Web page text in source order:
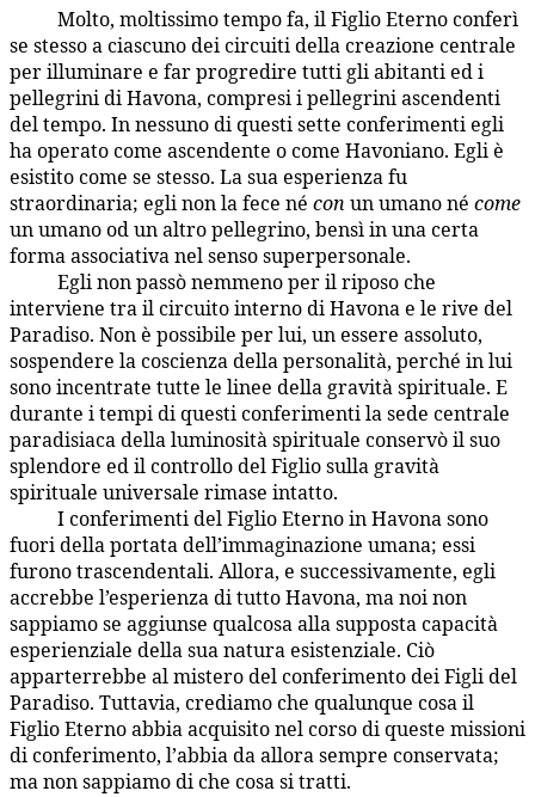
Molto, moltissimo tempo fa, il Figlio Eterno conferì
se stesso a ciascuno dei circuiti della creazione centrale
per illuminare e far progredire tutti gli abitanti ed i
pellegrini di Havona, compresi i pellegrini ascendenti
del tempo. In nessuno di questi sette conferimenti egli
ha operato come ascendente o come Havoniano. Egli è
esistito come se stesso. La sua esperienza fu
straordinaria; egli non la fece né con un umano né come
un umano od un altro pellegrino, bensì in una certa
forma associativa nel senso superpersonale.
Egli non passò nemmeno per il riposo che
interviene tra il circuito interno di Havona e le rive del
Paradiso. Non è possibile per lui, un essere assoluto,
sospendere la coscienza della personalità, perché in lui
sono incentrate tutte le linee della gravità spirituale. E
durante i tempi di questi conferimenti la sede centrale
paradisiaca della luminosità spirituale conservò il suo
splendore ed il controllo del Figlio sulla gravità
spirituale universale rimase intatto.
I conferimenti del Figlio Eterno in Havona sono
fuori della portata dell’immaginazione umana; essi
furono trascendentali. Allora, e successivamente, egli
accrebbe l’esperienza di tutto Havona, ma noi non
sappiamo se aggiunse qualcosa alla supposta capacità
esperienziale della sua natura esistenziale. Ciò
apparterrebbe al mistero del conferimento dei Figli del
Paradiso. Tuttavia, crediamo che qualunque cosa il
Figlio Eterno abbia acquisito nel corso di queste missioni
di conferimento, l’abbia da allora sempre conservata;
ma non sappiamo di che cosa si tratti.